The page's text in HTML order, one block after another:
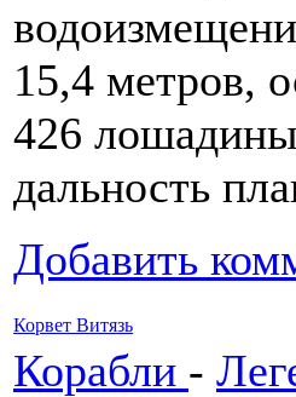
15,4 метров,
426
дальность
Добавить
Корвет Витязь
Корабли -